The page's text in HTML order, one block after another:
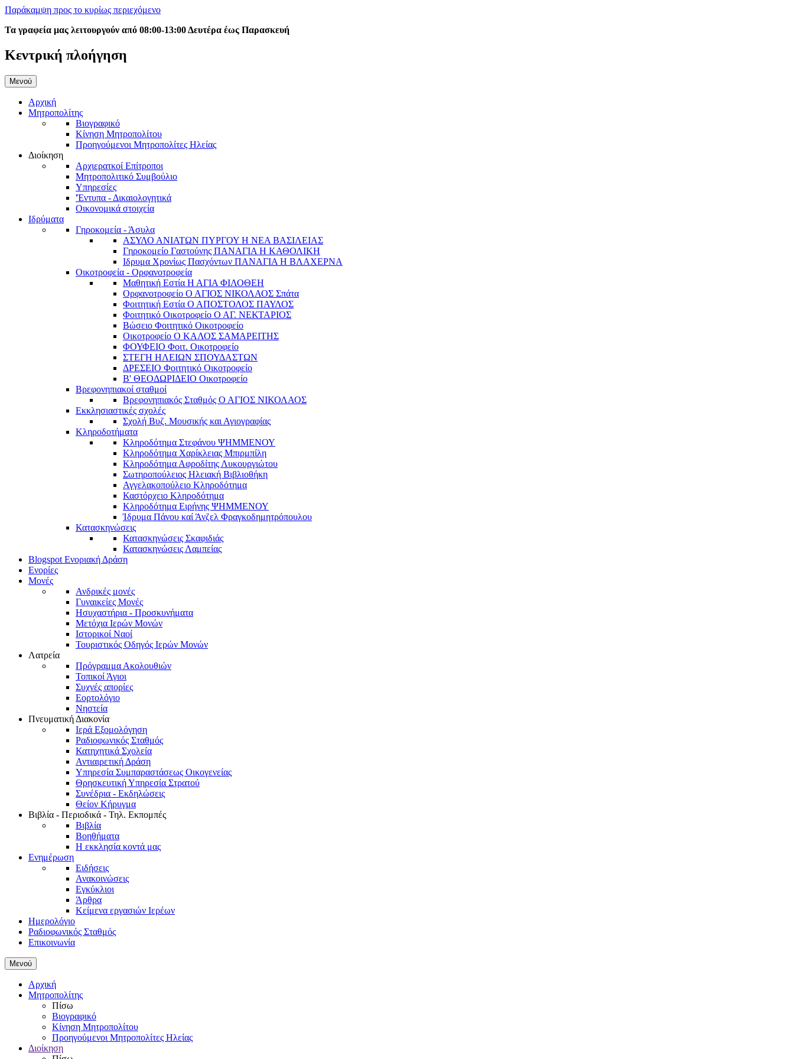
Παράκαμψη προς το κυρίως περιεχόμενο
Τα γραφεία μας λειτουργούν από 08:00-13:00 Δευτέρα έως Παρασκευή
Κεντρική πλοήγηση
Μενού
Αρχική
Μητροπολίτης
Βιογραφικό
Κίνηση Μητροπολίτου
Προηγούμενοι Μητροπολίτες Ηλείας
Διοίκηση
Αρχιερατκοί Επίτροποι
Μητροπολιτικό Συμβούλιο
Υπηρεσίες
'Έντυπα - Δικαιολογητικά
Οικονομικά στοιχεία
Ιδρύματα
Γηροκομεία - Άσυλα
ΑΣΥΛΟ ΑΝΙΑΤΩΝ ΠΥΡΓΟΥ Η ΝΕΑ ΒΑΣΙΛΕΙΑΣ
Γηροκομείο Γαστούνης ΠΑΝΑΓΙΑ Η ΚΑΘΟΛΙΚΗ
Ιδρυμα Χρονίως Πασχόντων ΠΑΝΑΓΙΑ Η ΒΛΑΧΕΡΝΑ
Οικοτροφεία - Ορφανοτροφεία
Μαθητική Εστία Η ΑΓΙΑ ΦΙΛΟΘΕΗ
Ορφανοτροφείο Ο ΑΓΙΟΣ ΝΙΚΟΛΑΟΣ Σπάτα
Φοιτητική Εστία Ο ΑΠΟΣΤΟΛΟΣ ΠΑΥΛΟΣ
Φοιτητικό Οικοτροφείο Ο ΑΓ. ΝΕΚΤΑΡΙΟΣ
Βώσειο Φοιτητικό Οικοτροφείο
Οικοτροφείο Ο ΚΑΛΟΣ ΣΑΜΑΡΕΙΤΗΣ
ΦΟΥΦΕΙΟ Φοιτ. Οικοτροφείο
ΣΤΕΓΗ ΗΛΕΙΩΝ ΣΠΟΥΔΑΣΤΩΝ
ΔΡΕΣΕΙΟ Φοιτητικό Οικοτροφείο
Β' ΘΕΟΔΩΡΙΔΕΙΟ Οικοτροφείο
Βρεφονηπιακοί σταθμοί
Βρεφονηπιακός Σταθμός Ο ΑΓΙΟΣ ΝΙΚΟΛΑΟΣ
Εκκλησιαστικές σχολές
Σχολή Βυζ. Μουσικής και Αγιογραφίας
Κληροδοτήματα
Κληροδότημα Στεφάνου ΨΗΜΜΕΝΟΥ
Κληροδότημα Χαρίκλειας Μπιρμπίλη
Κληροδότημα Αφροδίτης Λυκουργιώτου
Σωτηροπούλειος Ηλειακή Βιβλιοθήκη
Αγγελακοπούλειο Κληροδότημα
Καστόρχειο Κληροδότημα
Κληροδότημα Ειρήνης ΨΗΜΜΕΝΟΥ
Ίδρυμα Πάνου καί Άνζελ Φραγκοδημητρόπουλου
Κατασκηνώσεις
Κατασκηνώσεις Σκαφιδιάς
Κατασκηνώσεις Λαμπείας
Blogspot Ενοριακή Δράση
Ενορίες
Μονές
Ανδρικές μονές
Γυναικείες Μονές
Ησυχαστήρια - Προσκυνήματα
Μετόχια Ιερών Μονών
Ιστορικοί Ναοί
Τουριστικός Οδηγός Ιερών Μονών
Λατρεία
Πρόγραμμα Ακολουθιών
Τοπικοί Άγιοι
Συχνές απορίες
Εορτολόγιο
Νηστεία
Πνευματική Διακονία
Ιερά Εξομολόγηση
Ραδιοφωνικός Σταθμός
Κατηχητικά Σχολεία
Αντιαιρετική Δράση
Υπηρεσία Συμπαραστάσεως Οικογενείας
Θρησκευτική Υπηρεσία Στρατού
Συνέδρια - Εκδηλώσεις
Θείον Κήρυγμα
Βιβλία - Περιοδικά - Τηλ. Εκπομπές
Βιβλία
Βοηθήματα
Η εκκλησία κοντά μας
Ενημέρωση
Ειδήσεις
Ανακοινώσεις
Εγκύκλιοι
Άρθρα
Κείμενα εργασιών Ιερέων
Ημερολόγιο
Ραδιοφωνικός Σταθμός
Επικοινωνία
Μενού
Αρχική
Μητροπολίτης
Πίσω
Βιογραφικό
Κίνηση Μητροπολίτου
Προηγούμενοι Μητροπολίτες Ηλείας
Διοίκηση